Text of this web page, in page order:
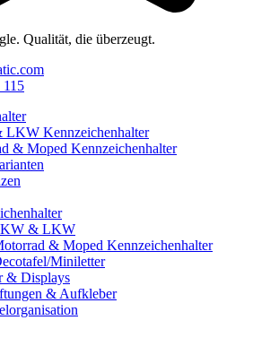
Qualität, die überzeugt.
115
LKW Kennzeichenhalter
& Moped Kennzeichenhalter
& LKW
& Moped Kennzeichenhalter
Miniletter
& Displays
& Aufkleber